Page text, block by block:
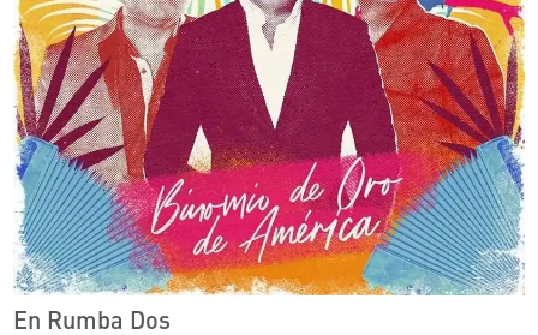
En Rumba Dos